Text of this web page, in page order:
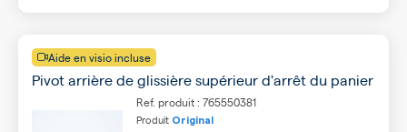
Aide en visio incluse
Pivot arrière de glissière supérieur d'arrêt du panier
Ref. produit : 765550381
Produit Original